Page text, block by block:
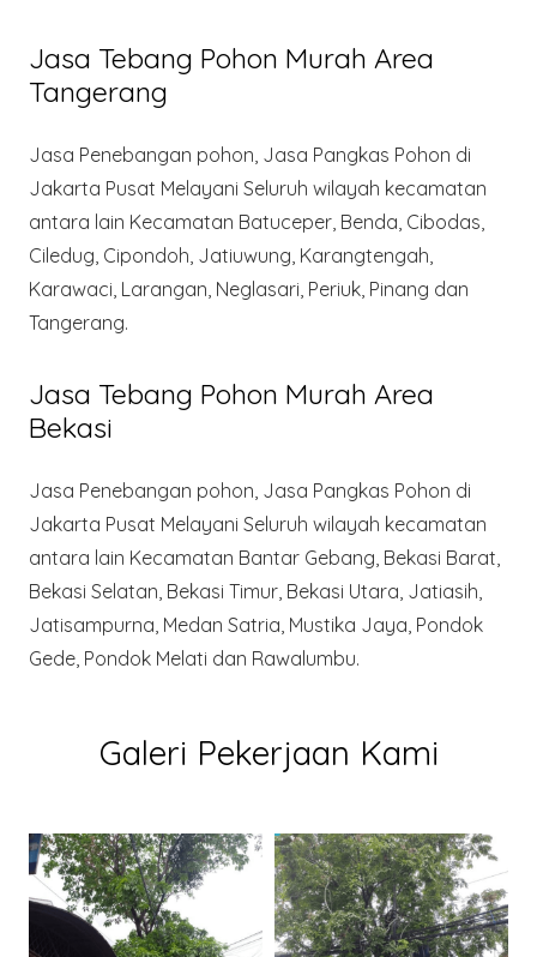
Jasa Tebang Pohon Murah Area
Tangerang
Jasa Penebangan pohon, Jasa Pangkas Pohon di
Jakarta Pusat Melayani Seluruh wilayah kecamatan
antara lain Kecamatan Batuceper, Benda, Cibodas,
Ciledug, Cipondoh, Jatiuwung, Karangtengah,
Karawaci, Larangan, Neglasari, Periuk, Pinang dan
Tangerang.
Jasa Tebang Pohon Murah Area
Bekasi
Jasa Penebangan pohon, Jasa Pangkas Pohon di
Jakarta Pusat Melayani Seluruh wilayah kecamatan
antara lain Kecamatan Bantar Gebang, Bekasi Barat,
Bekasi Selatan, Bekasi Timur, Bekasi Utara, Jatiasih,
Jatisampurna, Medan Satria, Mustika Jaya, Pondok
Gede, Pondok Melati dan Rawalumbu.
Galeri Pekerjaan Kami